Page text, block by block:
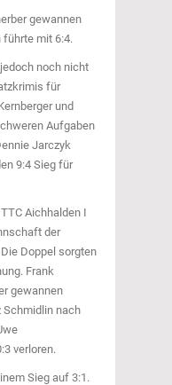
gewannen
führte mit 6:4.
noch nicht
für
und
Aufgaben
Jarczyk
9:4 Sieg für
Aichhalden I
der
Doppel sorgten
Frank
gewannen
Schmidlin nach
verloren.
Sieg auf 3:1.